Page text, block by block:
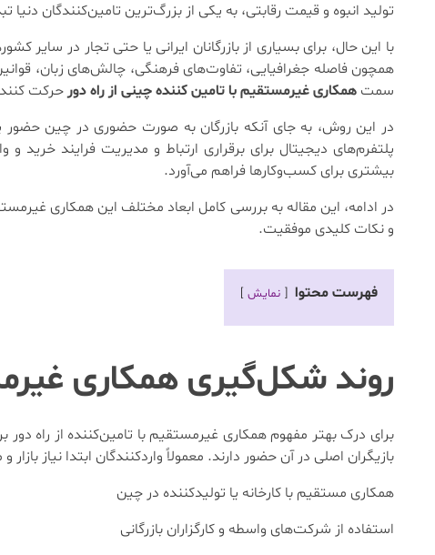
تولید انبوه و قیمت رقابتی، به یکی از بزرگ‌ترین تامین‌کنندگان
با این حال، برای بسیاری از بازرگانان ایرانی یا حتی تجار در
همچون فاصله جغرافیایی، تفاوت‌های فرهنگی، چالش‌های زبان،
سمت همکاری غیرمستقیم با تامین‌ کننده چینی از راه دورحرکت
در این روش، به جای آنکه بازرگان به صورت حضوری در چین حضور
پلتفرم‌های دیجیتال برای برقراری ارتباط و مدیریت فرایند
بیشتری برای کسب‌وکارها فراهم می‌آورد.
در ادامه، این مقاله به بررسی کامل ابعاد مختلف این همکاری
و نکات کلیدی موفقیت.
فهرست محتوا نمایش
روند شکل‌گیری همکاری
برای درک بهتر مفهوم همکاری غیرمستقیم با تامین‌کننده از راه
بازیگران اصلی در آن حضور دارند. معمولاً واردکنندگان ابتدا نیاز
همکاری مستقیم با کارخانه یا تولیدکننده در چین
استفاده از شرکت‌های واسطه و کارگزاران بازرگانی